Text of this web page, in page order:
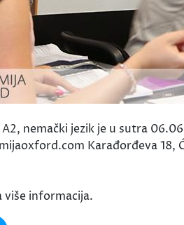
A2, nemački jezik je u sutra
Karađorđeva 18,
više informacija.